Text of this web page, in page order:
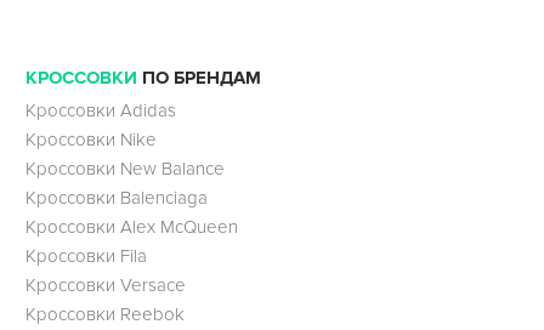
КРОССОВКИ ПО БРЕНДАМ
Кроссовки Adidas
Кроссовки Nike
Кроссовки New Balance
Кроссовки Balenciaga
Кроссовки Alex McQueen
Кроссовки Fila
Кроссовки Versace
Кроссовки Reebok